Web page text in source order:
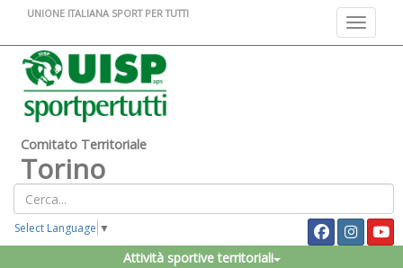
Toggle
UNIONE ITALIANA SPORT PER TUTTI
Comitato Territoriale
Torino
Select Language ▼
Attività sportive territoriali